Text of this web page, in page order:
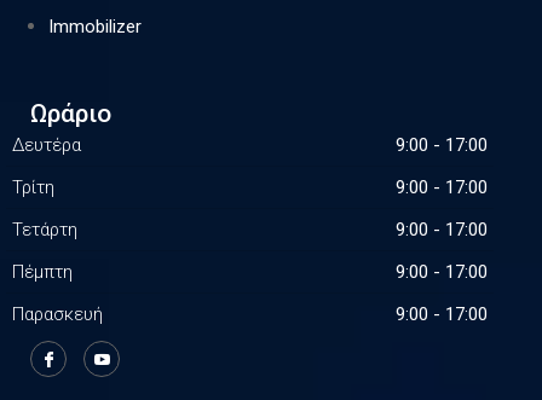
Immobilizer
Ωράριο
Δευτέρα
9:00 - 17:00
Τρίτη
9:00 - 17:00
Τετάρτη
9:00 - 17:00
Πέμπτη
9:00 - 17:00
Παρασκευή
9:00 - 17:00